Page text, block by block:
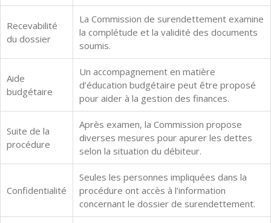
Recevabilité
du dossier
La Commission de surendettement examine
la complétude et la validité des documents
soumis.
Aide
budgétaire
Un accompagnement en matière
d’éducation budgétaire peut être proposé
pour aider à la gestion des finances.
Suite de la
procédure
Après examen, la Commission propose
diverses mesures pour apurer les dettes
selon la situation du débiteur.
Confidentialité
Seules les personnes impliquées dans la
procédure ont accès à l’information
concernant le dossier de surendettement.